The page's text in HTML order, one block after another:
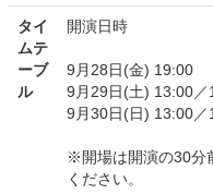
タイ
ムテ
ーブ
ル
開演日時
9月28日(金) 19:00
9月29日(土) 13:00／
9月30日(日) 13:00／
※開場は開演の30分
ください。